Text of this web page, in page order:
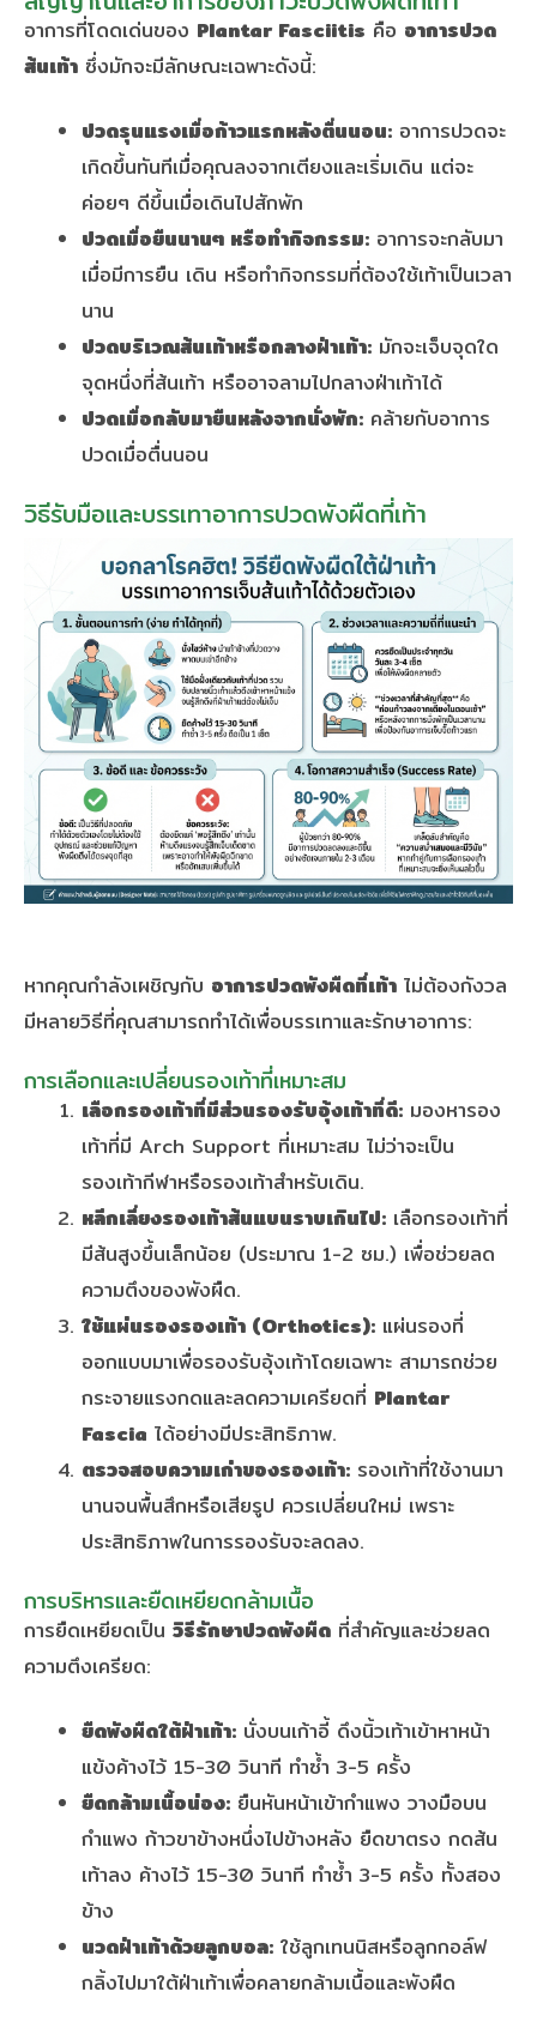
อาการที่โดดเด่นของ Plantar Fasciitis คือ อาการปวด
ส้นเท้า ซึ่งมักจะมีลักษณะเฉพาะดังนี้:
ปวดรุนแรงเมื่อก้าวแรกหลังตื่นนอน: อาการปวดจะ
เกิดขึ้นทันทีเมื่อคุณลงจากเตียงและเริ่มเดิน แต่จะ
ค่อยๆ ดีขึ้นเมื่อเดินไปสักพัก
ปวดเมื่อยืนนานๆ หรือทำกิจกรรม: อาการจะกลับมา
เมื่อมีการยืน เดิน หรือทำกิจกรรมที่ต้องใช้เท้าเป็นเวลา
นาน
ปวดบริเวณส้นเท้าหรือกลางฝ่าเท้า: มักจะเจ็บจุดใด
จุดหนึ่งที่ส้นเท้า หรืออาจลามไปกลางฝ่าเท้าได้
ปวดเมื่อกลับมายืนหลังจากนั่งพัก: คล้ายกับอาการ
ปวดเมื่อตื่นนอน
วิธีรับมือและบรรเทาอาการปวดพังผืดที่เท้า
หากคุณกำลังเผชิญกับ อาการปวดพังผืดที่เท้า ไม่ต้องกังวล
มีหลายวิธีที่คุณสามารถทำได้เพื่อบรรเทาและรักษาอาการ:
การเลือกและเปลี่ยนรองเท้าที่เหมาะสม
เลือกรองเท้าที่มีส่วนรองรับอุ้งเท้าที่ดี: มองหารอง
เท้าที่มี Arch Support ที่เหมาะสม ไม่ว่าจะเป็น
รองเท้ากีฬาหรือรองเท้าสำหรับเดิน.
หลีกเลี่ยงรองเท้าส้นแบนราบเกินไป: เลือกรองเท้าที่
มีส้นสูงขึ้นเล็กน้อย (ประมาณ 1-2 ซม.) เพื่อช่วยลด
ความตึงของพังผืด.
ใช้แผ่นรองรองเท้า (Orthotics): แผ่นรองที่
ออกแบบมาเพื่อรองรับอุ้งเท้าโดยเฉพาะ สามารถช่วย
กระจายแรงกดและลดความเครียดที่ Plantar
Fascia ได้อย่างมีประสิทธิภาพ.
ตรวจสอบความเก่าของรองเท้า: รองเท้าที่ใช้งานมา
นานจนพื้นสึกหรือเสียรูป ควรเปลี่ยนใหม่ เพราะ
ประสิทธิภาพในการรองรับจะลดลง.
การบริหารและยืดเหยียดกล้ามเนื้อ
การยืดเหยียดเป็น วิธีรักษาปวดพังผืด ที่สำคัญและช่วยลด
ความตึงเครียด:
ยืดพังผืดใต้ฝ่าเท้า: นั่งบนเก้าอี้ ดึงนิ้วเท้าเข้าหาหน้า
แข้งค้างไว้ 15-30 วินาที ทำซ้ำ 3-5 ครั้ง
ยืดกล้ามเนื้อน่อง: ยืนหันหน้าเข้ากำแพง วางมือบน
กำแพง ก้าวขาข้างหนึ่งไปข้างหลัง ยืดขาตรง กดส้น
เท้าลง ค้างไว้ 15-30 วินาที ทำซ้ำ 3-5 ครั้ง ทั้งสอง
ข้าง
นวดฝ่าเท้าด้วยลูกบอล: ใช้ลูกเทนนิสหรือลูกกอล์ฟ
กลิ้งไปมาใต้ฝ่าเท้าเพื่อคลายกล้ามเนื้อและพังผืด